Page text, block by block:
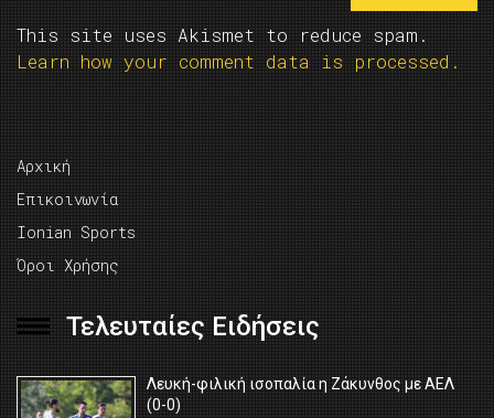
This site uses Akismet to reduce spam.
Learn how your comment data is processed.
Αρχική
Επικοινωνία
Ionian Sports
Όροι Χρήσης
Τελευταίες Ειδήσεις
Λευκή-φιλική ισοπαλία η Ζάκυνθος με ΑΕΛ
(0-0)